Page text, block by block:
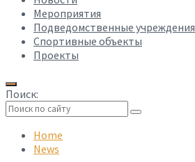
Мероприятия
Подведомственные учреждения
Спортивные объекты
Проекты
Поиск:
search
Home
News